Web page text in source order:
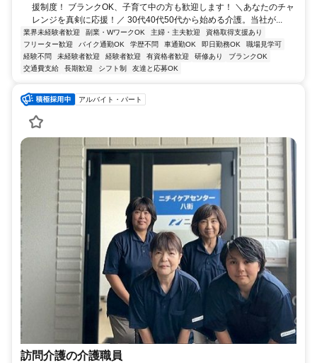
援制度！ ブランクOK、子育て中の方も歓迎します！ ＼あなたのチャ
レンジを真剣に応援！／ 30代40代50代から始める介護。当社が...
業界未経験者歓迎 副業・WワークOK 主婦・主夫歓迎
資格取得支援あり
フリーター歓迎
バイク通勤OK 学歴不問 車通勤OK 即日勤務OK
職場見学可
経験不問
未経験者歓迎 経験者歓迎 有資格者歓迎 研修あり
ブランクOK
交通費支給
長期歓迎 シフト制 友達と応募OK
アルバイト・パート
訪問介護の介護職員